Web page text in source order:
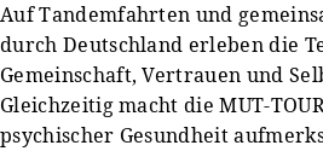
Auf Tandemfahrten und
durch Deutschland erleben die
Gemeinschaft, Vertrauen und
Gleichzeitig macht die MUT-
psychischer Gesundheit